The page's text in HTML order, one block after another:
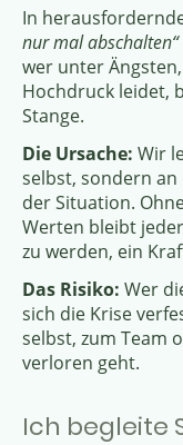
In
nur mal abschalten“
wer unter
Hochdruck leidet,
Stange.
Die Ursache: Wir
selbst, sondern
der Situation.
Werten bleibt
zu werden, ein
Das Risiko: Wer
sich die Krise
selbst, zum Team
verloren geht.
Ich begleite